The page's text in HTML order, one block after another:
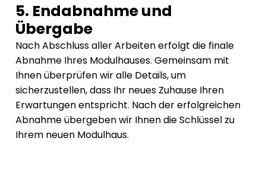
5. Endabnahme und
Übergabe
Nach Abschluss aller Arbeiten erfolgt die finale
Abnahme Ihres Modulhauses. Gemeinsam mit
Ihnen überprüfen wir alle Details, um
sicherzustellen, dass Ihr neues Zuhause Ihren
Erwartungen entspricht. Nach der erfolgreichen
Abnahme übergeben wir Ihnen die Schlüssel zu
Ihrem neuen Modulhaus.